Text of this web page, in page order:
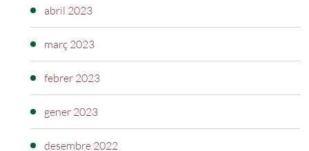
abril 2023
març 2023
febrer 2023
gener 2023
desembre 2022